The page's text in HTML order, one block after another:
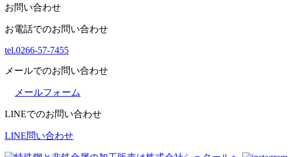
お問い合わせ
お電話でのお問い合わせ
tel.0266-57-7455
メールでのお問い合わせ
メールフォーム
LINEでのお問い合わせ
LINE問い合わせ